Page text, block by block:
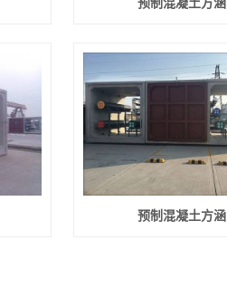
预制混凝土方涵
预制混凝土方涵